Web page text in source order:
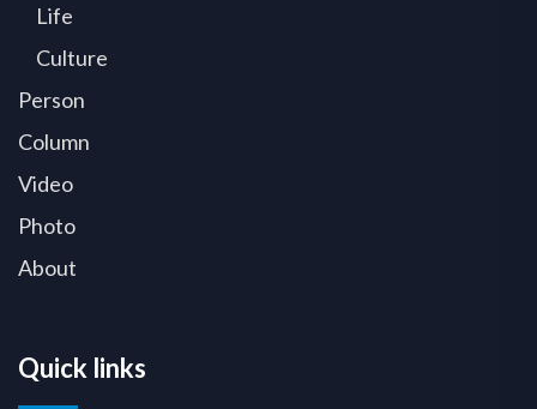
Life
Culture
Person
Column
Video
Photo
About
Quick links